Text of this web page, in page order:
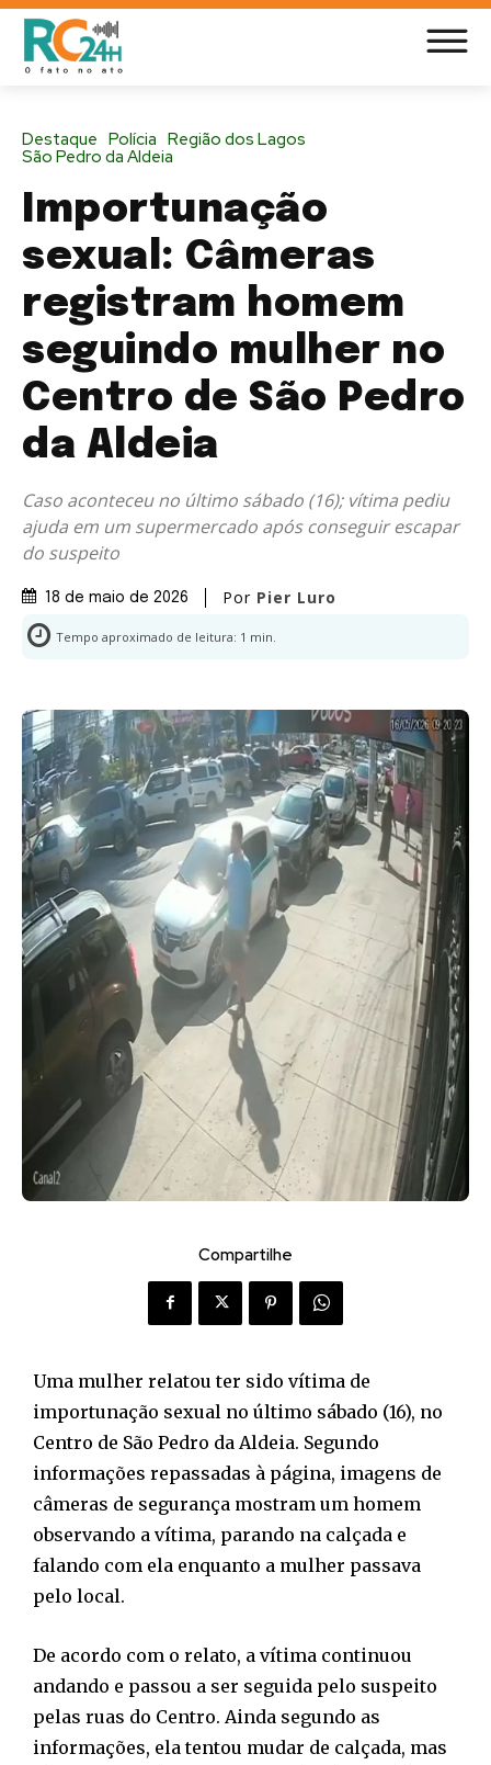
Destaque Polícia Região dos Lagos
São Pedro da Aldeia
Importunação
sexual: Câmeras
registram homem
seguindo mulher no
Centro de São Pedro
da Aldeia
Caso aconteceu no último sábado (16); vítima pediu
ajuda em um supermercado após conseguir escapar
do suspeito
18 de maio de 2026 Por Pier Luro
Tempo aproximado de leitura: 1 min.
Compartilhe
Uma mulher relatou ter sido vítima de
importunação sexual no último sábado (16), no
Centro de São Pedro da Aldeia. Segundo
informações repassadas à página, imagens de
câmeras de segurança mostram um homem
observando a vítima, parando na calçada e
falando com ela enquanto a mulher passava
pelo local.
De acordo com o relato, a vítima continuou
andando e passou a ser seguida pelo suspeito
pelas ruas do Centro. Ainda segundo as
informações, ela tentou mudar de calçada, mas